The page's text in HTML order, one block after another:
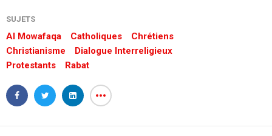
SUJETS
Al Mowafaqa Catholiques
Chrétiens
Christianisme
Dialogue Interreligieux
Protestants
Rabat